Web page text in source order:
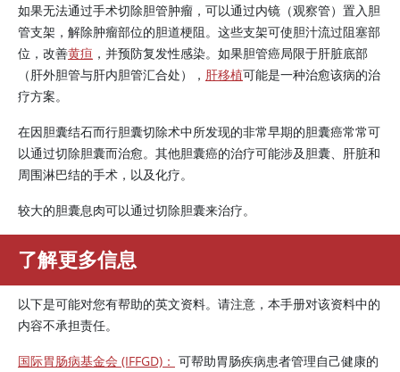
如果无法通过手术切除胆管肿瘤，可以通过内镜（观察管）置入胆
管支架，解除肿瘤部位的胆道梗阻。这些支架可使胆汁流过阻塞部
位，改善黄疸 ，并预防复发性感染。如果胆管癌局限于肝脏底部
（肝外胆管与肝内胆管汇合处）， 肝移植可能是一种治愈该病的治
疗方案。
在因胆囊结石而行胆囊切除术中所发现的非常早期的胆囊癌常常可
以通过切除胆囊而治愈。其他胆囊癌的治疗可能涉及胆囊、肝脏和
周围淋巴结的手术，以及化疗。
较大的胆囊息肉可以通过切除胆囊来治疗。
了解更多信息
以下是可能对您有帮助的英文资料。请注意，本手册对该资料中的
内容不承担责任。
国际胃肠病基金会 (IFFGD)： 可帮助胃肠疾病患者管理自己健康的